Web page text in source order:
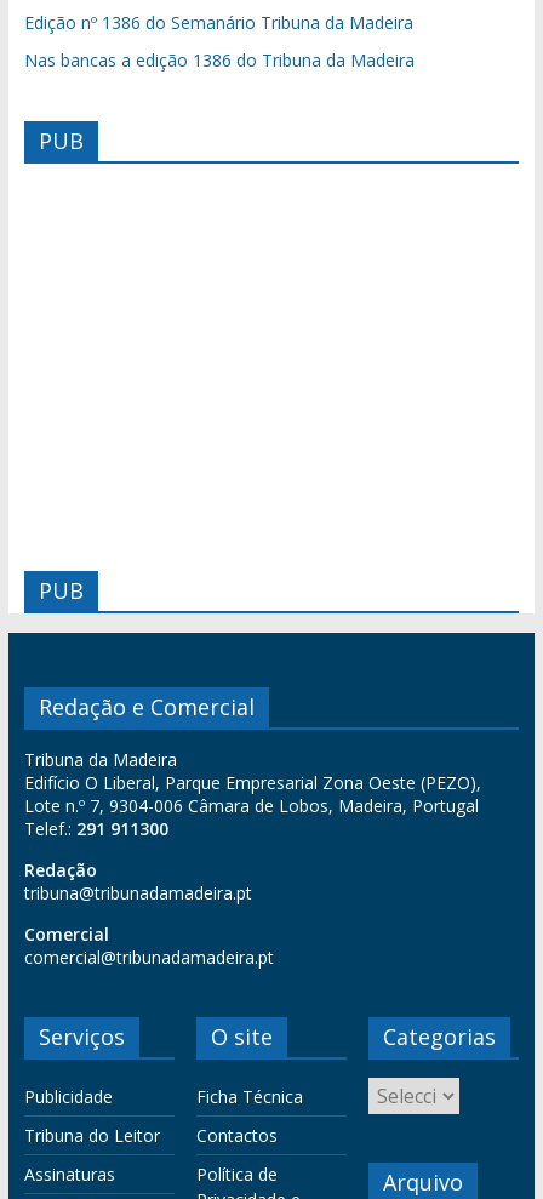
Edição nº 1386 do Semanário Tribuna da Madeira
Nas bancas a edição 1386 do Tribuna da Madeira
PUB
PUB
Redação e Comercial
Tribuna da Madeira
Edifício O Liberal, Parque Empresarial Zona Oeste (PEZO),
Lote n.º 7, 9304-006 Câmara de Lobos, Madeira, Portugal
Telef.: 291 911300
Redação
tribuna@tribunadamadeira.pt
Comercial
comercial@tribunadamadeira.pt
Serviços
Publicidade
Tribuna do Leitor
Assinaturas
O site
Ficha Técnica
Contactos
Política de
Categorias
Arquivo